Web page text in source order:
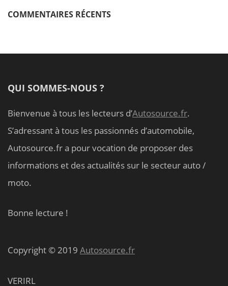
COMMENTAIRES RÉCENTS
QUI SOMMES-NOUS ?
Bienvenue à tous les lecteurs d’Autosource.fr.
S’adressant à tous les passionnés d’automobile,
Autosource.fr a pour vocation de proposer des
informations et des actualités sur le secteur auto /
moto.
Bonne lecture !
Copyright © 2019 Autosource.fr
VERIRL